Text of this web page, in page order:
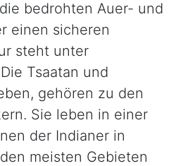
bedrohten Auer- und
einen sicheren
steht unter
Tsaatan und
gehören zu den
Sie leben in einer
der Indianer in
meisten Gebieten